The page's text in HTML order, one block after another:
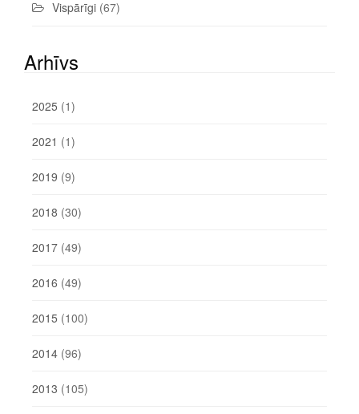
Vispārīgi (67)
Arhīvs
2025 (1)
2021 (1)
2019 (9)
2018 (30)
2017 (49)
2016 (49)
2015 (100)
2014 (96)
2013 (105)